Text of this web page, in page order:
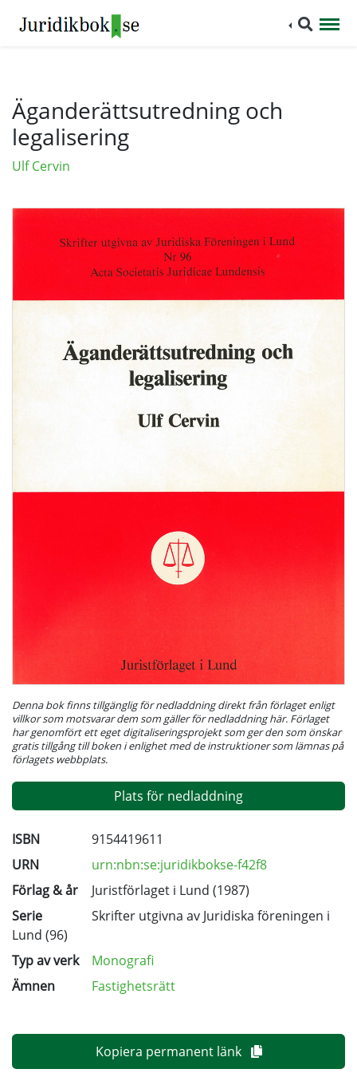
Äganderättsutredning och
legalisering
Ulf Cervin
Denna bok finns tillgänglig för nedladdning direkt från förlaget enligt
villkor som motsvarar dem som gäller för nedladdning här. Förlaget
har genomfört ett eget digitaliseringsprojekt som ger den som önskar
gratis tillgång till boken i enlighet med de instruktioner som lämnas på
förlagets webbplats.
Plats för nedladdning
ISBN
9154419611
URN
urn:nbn:se:juridikbokse-f42f8
Förlag & år
Juristförlaget i Lund (1987)
Serie
Skrifter utgivna av Juridiska föreningen i
Lund (96)
Typ av verk
Monografi
Ämnen
Fastighetsrätt
Kopiera permanent länk